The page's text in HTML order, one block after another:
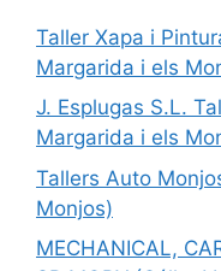
Taller Xapa i
Margarida i els
J. Esplugas S.L.
Margarida i els
Tallers Auto
Monjos)
MECHANICAL,